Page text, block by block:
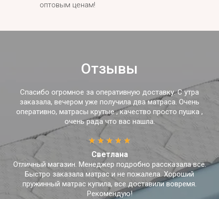
оптовым ценам!
Отзывы
Спасибо огромное за оперативную доставку. С утра
заказала, вечером уже получила два матраса. Очень
оперативно, матрасы крутые , качество просто пушка ,
очень рада что вас нашла.
Светлана
Отличный магазин. Менеджер подробно рассказала все.
Быстро заказала матрас и не пожалела. Хороший
пружинный матрас купила, все доставили вовремя.
Рекомендую!